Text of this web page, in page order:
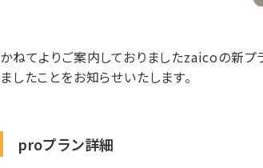
かねてよりご案内しておりましたzaicoの新プ
ましたことをお知らせいたします。
proプラン詳細